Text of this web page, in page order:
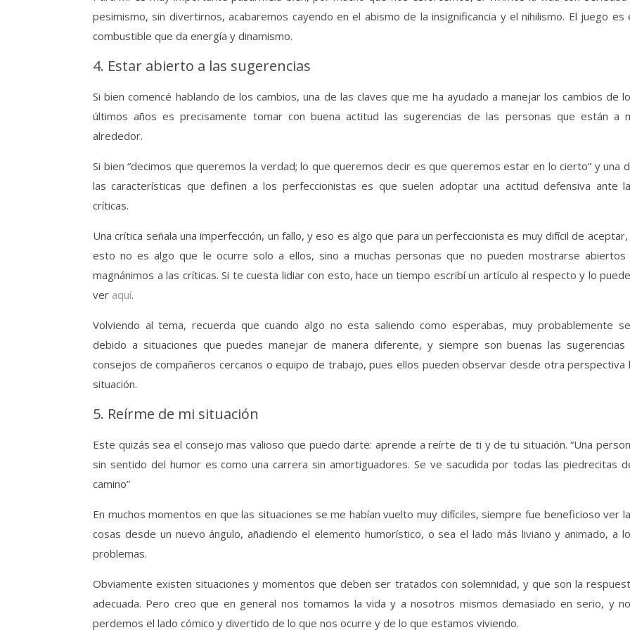
pesimismo, sin divertirnos, acabaremos cayendo en el abismo de la insignificancia y el nihilismo. El juego es
combustible que da energía y dinamismo.
4. Estar abierto a las sugerencias
Si bien comencé hablando de los cambios, una de las claves que me ha ayudado a manejar los cambios de
últimos años es precisamente tomar con buena actitud las sugerencias de las personas que están a
alrededor.
Si bien “decimos que queremos la verdad; lo que queremos decir es que queremos estar en lo cierto” y una
las características que definen a los perfeccionistas es que suelen adoptar una actitud defensiva ante
críticas.
Una crítica señala una imperfección, un fallo, y eso es algo que para un perfeccionista es muy difícil de
esto no es algo que le ocurre solo a ellos, sino a muchas personas que no pueden mostrarse abiertos
magnánimos a las críticas. Si te cuesta lidiar con esto, hace un tiempo escribí un artículo al respecto y lo
ver aquí.
Volviendo al tema, recuerda que cuando algo no esta saliendo como esperabas, muy probablemente
debido a situaciones que puedes manejar de manera diferente, y siempre son buenas las sugerencias
consejos de compañeros cercanos o equipo de trabajo, pues ellos pueden observar desde otra perspectiva
situación.
5. Reírme de mi situación
Este quizás sea el consejo mas valioso que puedo darte: aprende a reírte de ti y de tu situación. “Una
sin sentido del humor es como una carrera sin amortiguadores. Se ve sacudida por todas las piedrecitas
camino”
En muchos momentos en que las situaciones se me habían vuelto muy difíciles, siempre fue beneficioso ver
cosas desde un nuevo ángulo, añadiendo el elemento humorístico, o sea el lado más liviano y animado, a
problemas.
Obviamente existen situaciones y momentos que deben ser tratados con solemnidad, y que son la
adecuada. Pero creo que en general nos tomamos la vida y a nosotros mismos demasiado en serio, y
perdemos el lado cómico y divertido de lo que nos ocurre y de lo que estamos viviendo.